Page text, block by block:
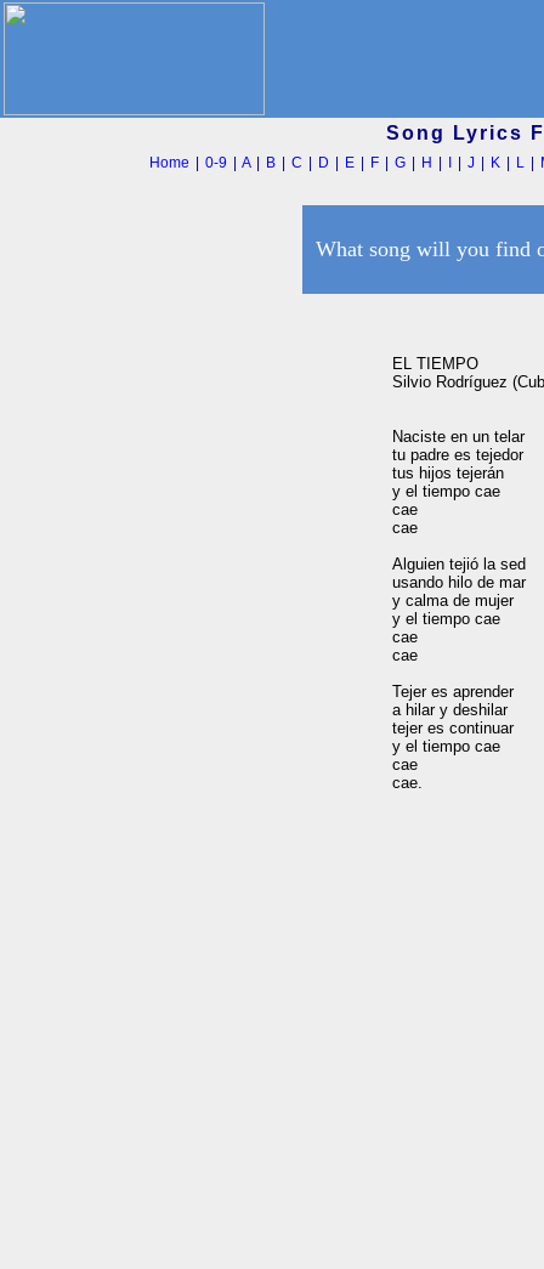
Song Lyrics
Home |0-9 |A| B |C D E F |G H |J K L
What song will you find
EL TIEMPO
Silvio Rodríguez
Naciste en un telar
tu padre es tejedor
tus hijos tejerán
y el tiempo cae
cae
cae
Alguien tejió la sed
usando hilo de mar
y calma de mujer
y el tiempo cae
cae
cae
Tejer es aprender
a hilar y deshilar
tejer es continuar
y el tiempo cae
cae